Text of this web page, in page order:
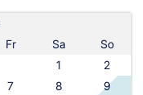
Fr Sa
So
1
2
7 8
9